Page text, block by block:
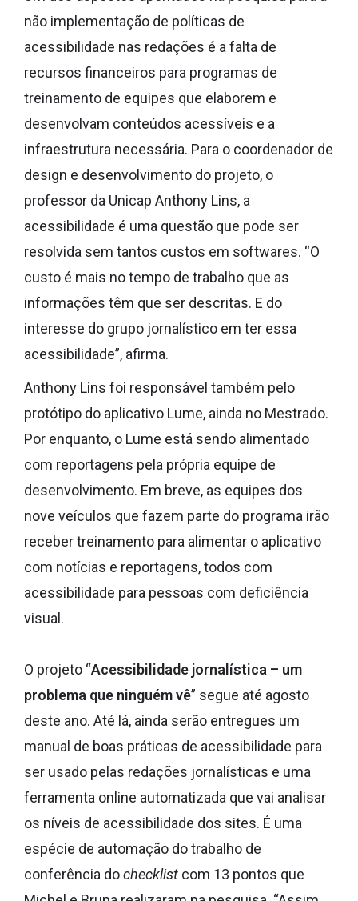
não implementação de políticas de
acessibilidade nas redações é a falta de
recursos financeiros para programas de
treinamento de equipes que elaborem e
desenvolvam conteúdos acessíveis e a
infraestrutura necessária. Para o coordenador de
design e desenvolvimento do projeto, o
professor da Unicap Anthony Lins, a
acessibilidade é uma questão que pode ser
resolvida sem tantos custos em softwares. “O
custo é mais no tempo de trabalho que as
informações têm que ser descritas. E do
interesse do grupo jornalístico em ter essa
acessibilidade”, afirma.
Anthony Lins foi responsável também pelo
protótipo do aplicativo Lume, ainda no Mestrado.
Por enquanto, o Lume está sendo alimentado
com reportagens pela própria equipe de
desenvolvimento. Em breve, as equipes dos
nove veículos que fazem parte do programa irão
receber treinamento para alimentar o aplicativo
com notícias e reportagens, todos com
acessibilidade para pessoas com deficiência
visual.
O projeto “Acessibilidade jornalística – um
problema que ninguém vê” segue até agosto
deste ano. Até lá, ainda serão entregues um
manual de boas práticas de acessibilidade para
ser usado pelas redações jornalísticas e uma
ferramenta online automatizada que vai analisar
os níveis de acessibilidade dos sites. É uma
espécie de automação do trabalho de
conferência dochecklist com 13 pontos que